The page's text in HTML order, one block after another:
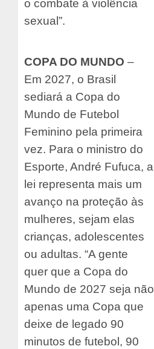
o combate à violência
sexual”.
COPA DO MUNDO –
Em 2027, o Brasil
sediará a Copa do
Mundo de Futebol
Feminino pela primeira
vez. Para o ministro do
Esporte, André Fufuca, a
lei representa mais um
avanço na proteção às
mulheres, sejam elas
crianças, adolescentes
ou adultas. “A gente
quer que a Copa do
Mundo de 2027 seja não
apenas uma Copa que
deixe de legado 90
minutos de futebol, 90